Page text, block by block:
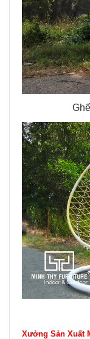
Xưởng Sản Xuất